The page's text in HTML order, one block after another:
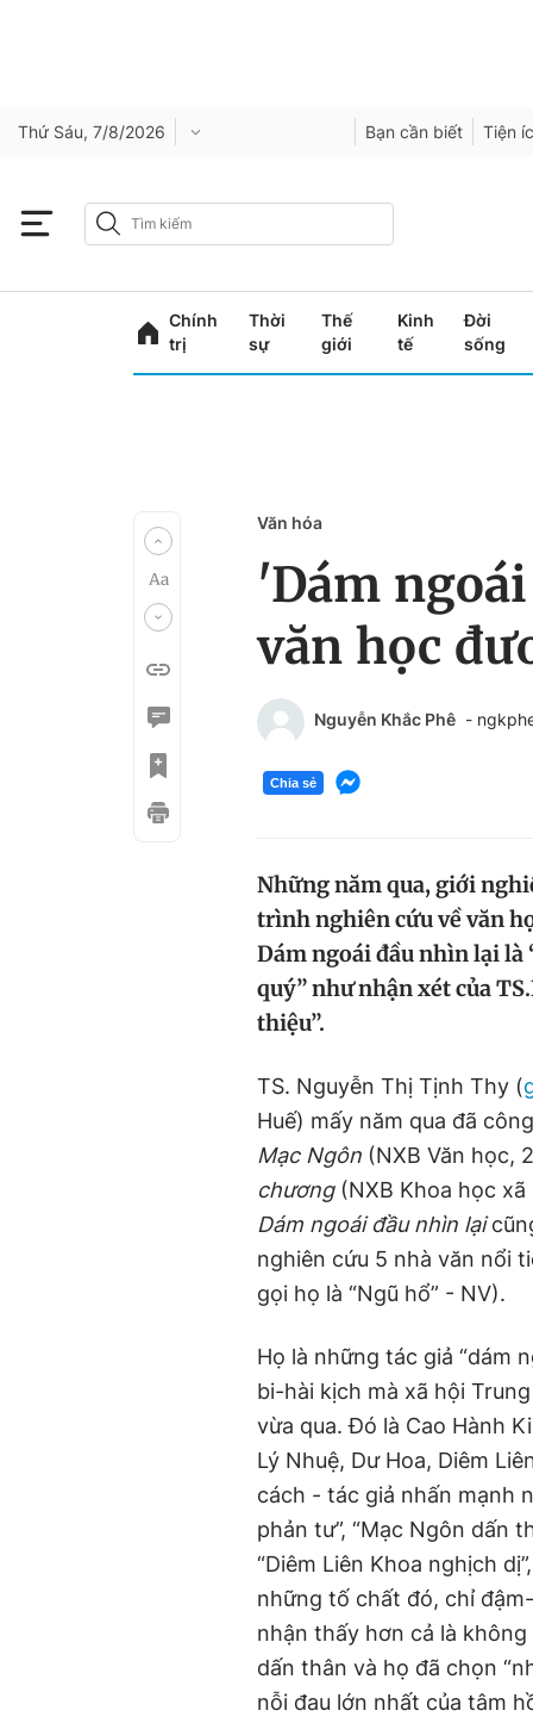
Thứ Sáu, 7/8/2026 Bạn cần biết Tiện
Chính
trị
Thời
sự
Thế
giới
Kinh
tế
Đời
sống
Văn hóa
'Dám
văn học
Nguyễn Khắc Phê -
Chia sẻ
Những năm qua, giới
trình nghiên cứu về văn
Dám ngoái đầu nhìn lại là
quý” như nhận xét của
thiệu”.
TS. Nguyễn Thị Tịnh Thy (
Huế) mấy năm qua đã
Mạc Ngôn (NXB Văn học,
chương(NXB Khoa học xã
Dám ngoái đầu nhìn lại
nghiên cứu 5 nhà văn nổi
gọi họ là “Ngũ hổ” - NV).
Họ là những tác giả “dám
bi-hài kịch mà xã hội
vừa qua. Đó là Cao Hành
Lý Nhuệ, Dư Hoa, Diêm
cách - tác giả nhấn mạnh
phản tư”, “Mạc Ngôn dấn
“Diêm Liên Khoa nghịch
những tố chất đó, chỉ
nhận thấy hơn cả là
dấn thân và họ đã chọn
nỗi đau lớn nhất của tâm